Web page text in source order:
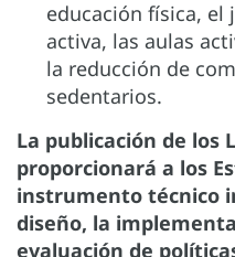
educación física, el
activa, las aulas
la reducción de
sedentarios.
La publicación de los
proporcionará a los
instrumento técnico
diseño, la
evaluación de